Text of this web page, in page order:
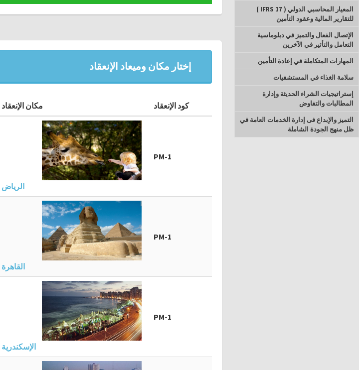
المعيار المحاسبي الدولي ( IFRS 17 )
للتقارير المالية وعقود التأمين
الإتصال الفعال والتميز في دبلوماسية
التعامل والتأثير في الآخرين
المهارات المتكاملة في إعادة التأمين
سلامة الغذاء في المستشفيات
إستراتيجيات الشراء الحديثة وإدارة
المطالبات والتفاوض
التميز والإبداع فى إدارة الخدمات العامة في
ظل منهج الجودة الشاملة
إختار مكان وميعاد الإنعقاد
كود الإنعقاد مكان الإنعقاد
PM-1
الرياض
PM-1
القاهرة
PM-1
الإسكندرية